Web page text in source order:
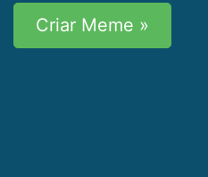
Criar Meme »